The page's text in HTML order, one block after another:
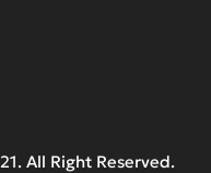
All Right Reserved.